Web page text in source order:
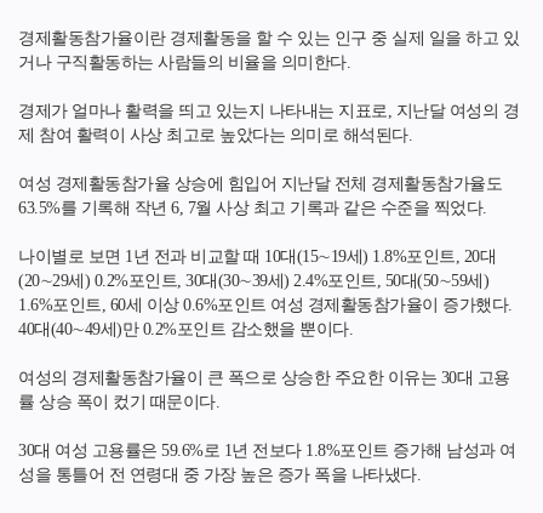
경제활동참가율이란 경제활동을 할 수 있는 인구 중 실제 일을 하고 있
거나 구직활동하는 사람들의 비율을 의미한다.
경제가 얼마나 활력을 띄고 있는지 나타내는 지표로, 지난달 여성의 경
제 참여 활력이 사상 최고로 높았다는 의미로 해석된다.
여성 경제활동참가율 상승에 힘입어 지난달 전체 경제활동참가율도
63.5%를 기록해 작년 6, 7월 사상 최고 기록과 같은 수준을 찍었다.
나이별로 보면 1년 전과 비교할 때 10대(15∼19세) 1.8%포인트, 20대
(20∼29세) 0.2%포인트, 30대(30∼39세) 2.4%포인트, 50대(50∼59세)
1.6%포인트, 60세 이상 0.6%포인트 여성 경제활동참가율이 증가했다.
40대(40∼49세)만 0.2%포인트 감소했을 뿐이다.
여성의 경제활동참가율이 큰 폭으로 상승한 주요한 이유는 30대 고용
률 상승 폭이 컸기 때문이다.
30대 여성 고용률은 59.6%로 1년 전보다 1.8%포인트 증가해 남성과 여
성을 통틀어 전 연령대 중 가장 높은 증가 폭을 나타냈다.